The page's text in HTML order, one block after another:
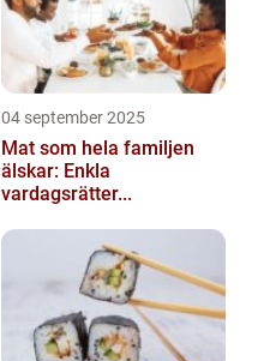
04 september 2025
Mat som hela familjen
älskar: Enkla
vardagsrätter...